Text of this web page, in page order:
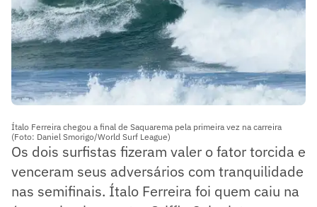
Ítalo Ferreira chegou a final de Saquarema pela primeira vez na carreira
(Foto: Daniel Smorigo/World Surf League)
Os dois surfistas fizeram valer o fator torcida e
venceram seus adversários com tranquilidade
nas semifinais. Ítalo Ferreira foi quem caiu na